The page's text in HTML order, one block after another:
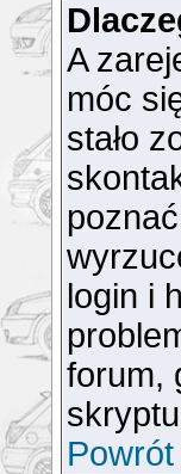
A
móc
stało
login i
forum,